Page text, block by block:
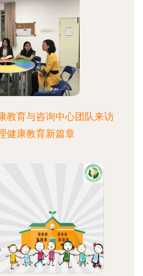
教育与咨询中心团队来访
健康教育新篇章